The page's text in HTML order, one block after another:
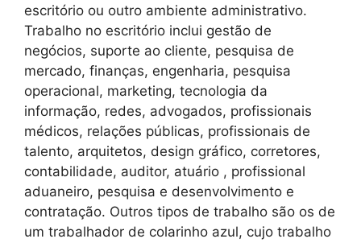
escritório ou outro ambiente administrativo.
Trabalho no escritório inclui gestão de
negócios, suporte ao cliente, pesquisa de
mercado, finanças, engenharia, pesquisa
operacional, marketing, tecnologia da
informação, redes, advogados, profissionais
médicos, relações públicas, profissionais de
talento, arquitetos, design gráfico, corretores,
contabilidade, auditor, atuário , profissional
aduaneiro, pesquisa e desenvolvimento e
contratação. Outros tipos de trabalho são os de
um trabalhador de colarinho azul, cujo trabalho